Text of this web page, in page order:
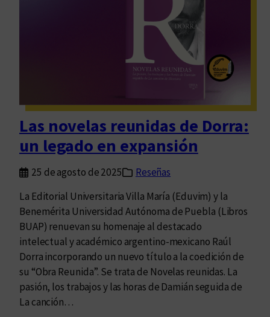
q
u
e
p
u
d
e
v
i
s
l
u
m
Las novelas reunidas de Dorra:
un legado en expansión
25 de agosto de 2025
Reseñas
La Editorial Universitaria Villa María (Eduvim) y la
Benemérita Universidad Autónoma de Puebla (Libros
BUAP) renuevan su homenaje al destacado
intelectual y académico argentino-mexicano Raúl
Dorra incorporando un nuevo título a la coedición de
su “Obra Reunida”. Se trata de Novelas reunidas. La
pasión, los trabajos y las horas de Damián seguida de
La canción…